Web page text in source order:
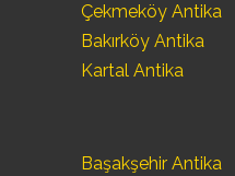
Çekmeköy Antika
Bakırköy Antika
Kartal Antika
Başakşehir Antika